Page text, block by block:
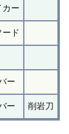
カー
ド
ー
ー 削岩刀